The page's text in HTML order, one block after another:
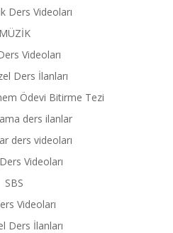
Ders Videoları
MÜZİK
Videoları
Ders İlanları
Ödevi Bitirme Tezi
ders ilanlar
ders videoları
Videoları
SBS
Videoları
Ders İlanları